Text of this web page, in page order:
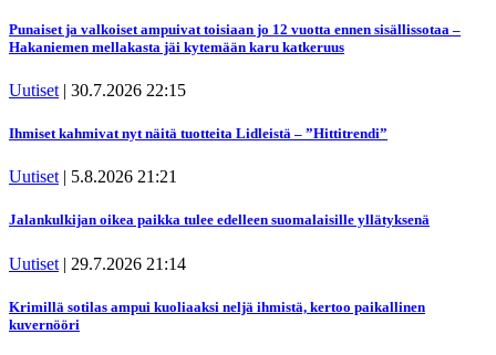
Punaiset ja valkoiset ampuivat toisiaan jo 12 vuotta ennen sisällissotaa –
Hakaniemen mellakasta jäi kytemään karu katkeruus
Uutiset | 30.7.2026 22:15
Ihmiset kahmivat nyt näitä tuotteita Lidleistä – ”Hittitrendi”
Uutiset | 5.8.2026 21:21
Jalankulkijan oikea paikka tulee edelleen suomalaisille yllätyksenä
Uutiset | 29.7.2026 21:14
Krimillä sotilas ampui kuoliaaksi neljä ihmistä, kertoo paikallinen
kuvernööri